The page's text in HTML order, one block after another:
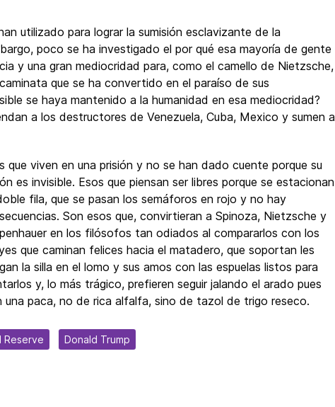
utilizado para lograr la sumisión esclavizante de la
poco se ha investigado el por qué esa mayoría de gente
y una gran mediocridad para, como el camello de Nietzsche,
que se ha convertido en el paraíso de sus
se haya mantenido a la humanidad en esa mediocridad?
a los destructores de Venezuela, Cuba, Mexico y sumen a
que viven en una prisión y no se han dado cuente porque su
es invisible. Esos que piensan ser libres porque se estacionan
fila, que se pasan los semáforos en rojo y no hay
Son esos que, convirtieran a Spinoza, Nietzsche y
en los filósofos tan odiados al compararlos con los
que caminan felices hacia el matadero, que soportan les
la silla en el lomo y sus amos con las espuelas listos para
y, lo más trágico, prefieren seguir jalando el arado pues
una paca, no de rica alfalfa, sino de tazol de trigo reseco.
Reserve Donald Trump